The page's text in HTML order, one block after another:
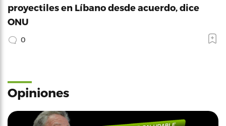
proyectiles en Líbano desde acuerdo, dice
ONU
0
Opiniones